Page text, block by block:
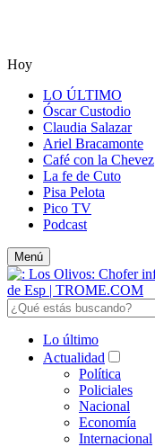
Hoy
LO ÚLTIMO
Óscar Custodio
Claudia Salazar
Ariel Bracamonte
Café con la Chevez
La fe de Cuto
Pisa Pelota
Pico TV
Podcast
Menú
Lo último
Actualidad
Política
Policiales
Nacional
Economía
Internacional